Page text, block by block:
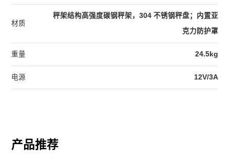
材质
秤架结构高强度碳钢秤架，304 不锈钢秤盘；内置亚
克力防护罩
重量 24.5kg
电源 12V/3A
产品推荐